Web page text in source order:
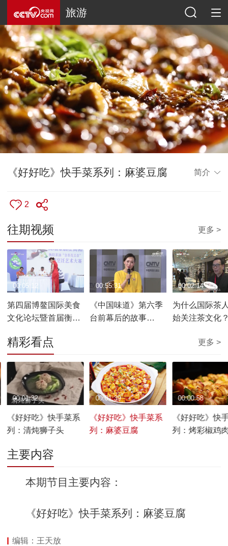
旅游
《好好吃》快手菜系列：麻婆豆腐 简介
2
往期视频 更多 >
第四届博鳌国际美食
文化论坛暨首届衡阳
00:05:12
《中国味道》第六季
台前幕后的故事
00:55:31
为什么国际茶
始关注茶文化
00:02:14
精彩看点 更多 >
《好好吃》快手菜系
列：清炖狮子头
00:01:32
《好好吃》快手菜系
列：麻婆豆腐
00:01:39
《好好吃》快
列：烤彩椒鸡
00:00:58
主要内容
本期节目主要内容：
《好好吃》快手菜系列：麻婆豆腐
编辑：王天放